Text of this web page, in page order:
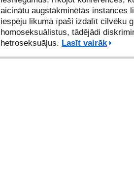
aicinātu augstākminētās instances
iespēju likumā īpaši izdalīt cilvēku
homoseksuālistus, tādējādi
hetroseksuāļus. Lasīt vairāk